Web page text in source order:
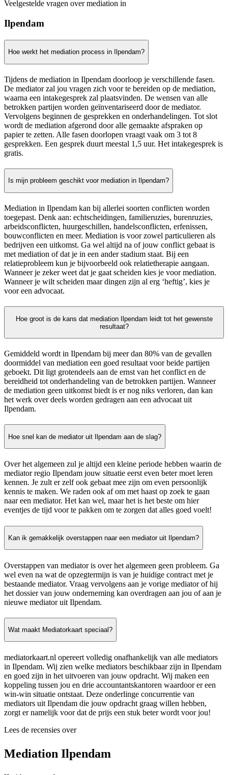
Veelgestelde vragen over mediation in
Ilpendam
Hoe werkt het mediation process in Ilpendam?
Tijdens de mediation in Ilpendam doorloop je verschillende fasen.
De mediator zal jou vragen zich voor te bereiden op de mediation,
waarna een intakegesprek zal plaatsvinden. De wensen van alle
betrokken partijen worden geïnventariseerd door de mediator.
Vervolgens beginnen de gesprekken en onderhandelingen. Tot slot
wordt de mediation afgerond door alle gemaakte afspraken op
papier te zetten. Alle fasen doorlopen vraagt vaak om 3 tot 8
gesprekken. Een gesprek duurt meestal 1,5 uur. Het intakegesprek is
gratis.
Is mijn probleem geschikt voor mediation in Ilpendam?
Mediation in Ilpendam kan bij allerlei soorten conflicten worden
toegepast. Denk aan: echtscheidingen, familieruzies, burenruzies,
arbeidsconflicten, huurgeschillen, handelsconflicten, erfenissen,
bouwconflicten en meer. Mediation is voor zowel particulieren als
bedrijven een uitkomst. Ga wel altijd na of jouw conflict gebaat is
met mediation of dat je in een ander stadium staat. Bij een
relatieprobleem kun je bijvoorbeeld ook relatietherapie aangaan.
Wanneer je zeker weet dat je gaat scheiden kies je voor mediation.
Wanneer je wilt scheiden maar dingen zijn al erg ‘heftig’, kies je
voor een advocaat.
Hoe groot is de kans dat mediation Ilpendam leidt tot het gewenste
resultaat?
Gemiddeld wordt in Ilpendam bij meer dan 80% van de gevallen
doormiddel van mediation een goed resultaat voor beide partijen
geboekt. Dit ligt grotendeels aan de ernst van het conflict en de
bereidheid tot onderhandeling van de betrokken partijen. Wanneer
de mediation geen uitkomst biedt is er nog niks verloren, dan kan
het werk over deels worden gedragen aan een advocaat uit
Ilpendam.
Hoe snel kan de mediator uit Ilpendam aan de slag?
Over het algemeen zul je altijd een kleine periode hebben waarin de
mediator regio Ilpendam jouw situatie eerst even beter moet leren
kennen. Je zult er zelf ook gebaat mee zijn om even persoonlijk
kennis te maken. We raden ook af om met haast op zoek te gaan
naar een mediator. Het kan wel, maar het is het beste om hier
eventjes de tijd voor te pakken om te zorgen dat alles goed voelt!
Kan ik gemakkelijk overstappen naar een mediator uit Ilpendam?
Overstappen van mediator is over het algemeen geen probleem. Ga
wel even na wat de opzegtermijn is van je huidige contract met je
bestaande mediator. Vraag vervolgens aan je vorige mediator of hij
het dossier van jouw onderneming kan overdragen aan jou of aan je
nieuwe mediator uit Ilpendam.
Wat maakt Mediatorkaart speciaal?
mediatorkaart.nl opereert volledig onafhankelijk van alle mediators
in Ilpendam. Wij zien welke mediators beschikbaar zijn in Ilpendam
en goed zijn in het uitvoeren van jouw opdracht. Wij maken een
koppeling tussen jou en drie accountantskantoren waardoor er een
win-win situatie ontstaat. Deze onderlinge concurrentie van
mediators uit Ilpendam die jouw opdracht graag willen hebben,
zorgt er namelijk voor dat de prijs een stuk beter wordt voor jou!
Lees de recensies over
Mediation Ilpendam